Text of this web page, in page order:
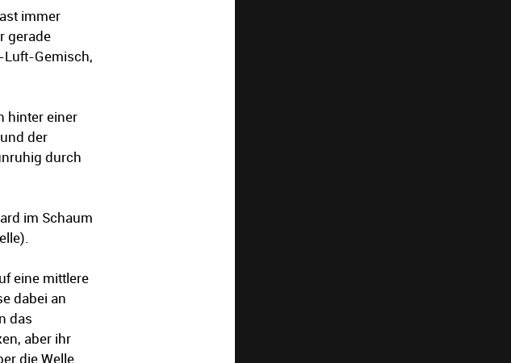
immer
gerade
Luft-Gemisch,
hinter einer
der
durch
im Schaum
eine mittlere
dabei an
das
aber ihr
die Welle